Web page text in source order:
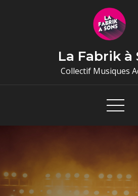
La Fabrik à
Collectif Musiques